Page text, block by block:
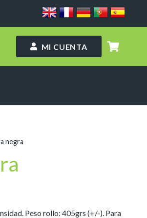
MI CUENTA
negra
Peso rollo: 405grs (+/-). Para